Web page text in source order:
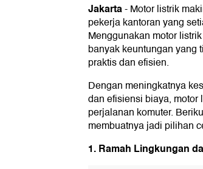
Jakarta-Motor listrik
pekerja kantoran yang
Menggunakan motor
banyak keuntungan yang
praktis dan efisien.
Dengan meningkatnya
dan efisiensi biaya,
perjalanan komuter.
membuatnya jadi pilihan
1. Ramah Lingkungan